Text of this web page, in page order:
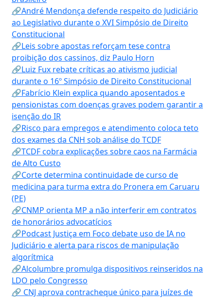
🔗André Mendonça defende respeito do Judiciário
ao Legislativo durante o XVI Simpósio de Direito
Constitucional
🔗Leis sobre apostas reforçam tese contra
proibição dos cassinos, diz Paulo Horn
🔗Luiz Fux rebate críticas ao ativismo judicial
durante o 16º Simpósio de Direito Constitucional
🔗Fabrício Klein explica quando aposentados e
pensionistas com doenças graves podem garantir a
isenção do IR
🔗Risco para empregos e atendimento coloca teto
dos exames da CNH sob análise do TCDF
🔗TCDF cobra explicações sobre caos na Farmácia
de Alto Custo
🔗Corte determina continuidade de curso de
medicina para turma extra do Pronera em Caruaru
(PE)
🔗CNMP orienta MP a não interferir em contratos
de honorários advocatícios
🔗Podcast Justiça em Foco debate uso de IA no
Judiciário e alerta para riscos de manipulação
algorítmica
🔗Alcolumbre promulga dispositivos reinseridos na
LDO pelo Congresso
🔗 CNJ aprova contracheque único para juízes de